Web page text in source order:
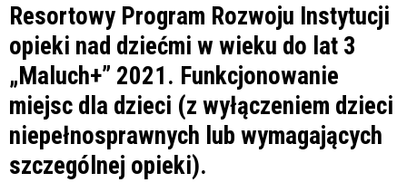
Resortowy Program Rozwoju Instytucji
opieki nad dziećmi w wieku do lat 3
„Maluch+” 2021. Funkcjonowanie
miejsc dla dzieci (z wyłączeniem dzieci
niepełnosprawnych lub wymagających
szczególnej opieki).